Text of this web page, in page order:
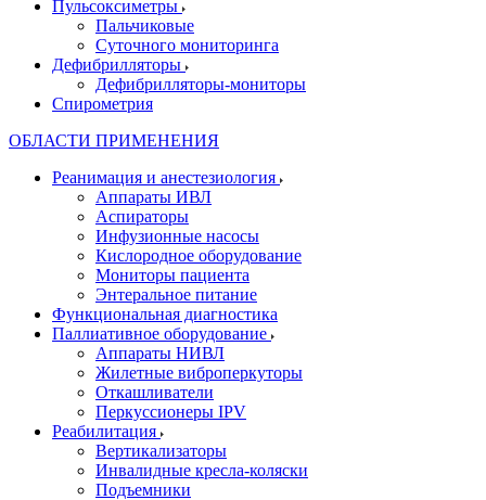
Пульсоксиметры
Пальчиковые
Суточного мониторинга
Дефибрилляторы
Дефибрилляторы-мониторы
Спирометрия
ОБЛАСТИ ПРИМЕНЕНИЯ
Реанимация и анестезиология
Аппараты ИВЛ
Аспираторы
Инфузионные насосы
Кислородное оборудование
Мониторы пациента
Энтеральное питание
Функциональная диагностика
Паллиативное оборудование
Аппараты НИВЛ
Жилетные виброперкуторы
Откашливатели
Перкуссионеры IPV
Реабилитация
Вертикализаторы
Инвалидные кресла-коляски
Подъемники